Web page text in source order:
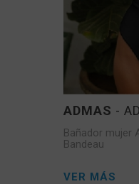
ADMAS -
Bañador mujer
Bandeau
VER MÁS